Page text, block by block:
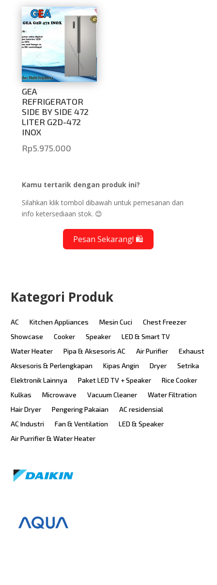
GEA
REFRIGERATOR
SIDE BY SIDE 472
LITER G2D-472
INOX
Rp5.975.000
Kamu tertarik dengan produk ini?
Silahkan klik tombol dibawah untuk pemesanan dan
info ketersediaan stok. 😊
Pesan Sekarang! 🛍️
Kategori Produk
AC Kitchen Appliances Mesin Cuci
Chest Freezer
Showcase
Cooker Speaker
LED & Smart TV
Water Heater
Pipa & Aksesoris AC Air Purifier
Exhaust
Aksesoris & Perlengkapan
Kipas Angin Dryer
Setrika
Elektronik Lainnya
Paket LED TV + Speaker
Rice Cooker
Kulkas
Microwave Vacuum Cleaner
Water Filtration
Hair Dryer
Pengering Pakaian
AC residensial
AC Industri
Fan & Ventilation
LED & Speaker
Air Purrifier & Water Heater